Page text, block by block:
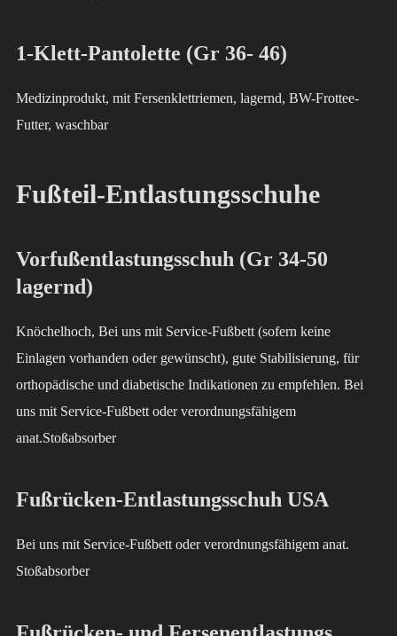
1-Klett-Pantolette (Gr 36- 46)
Medizinprodukt, mit Fersenklettriemen, lagernd, BW-Frottee-
Futter, waschbar
Fußteil-Entlastungsschuhe
Vorfußentlastungsschuh (Gr 34-50
lagernd)
Knöchelhoch, Bei uns mit Service-Fußbett (sofern keine
Einlagen vorhanden oder gewünscht), gute Stabilisierung, für
orthopädische und diabetische Indikationen zu empfehlen. Bei
uns mit Service-Fußbett oder verordnungsfähigem
anat.Stoßabsorber
Fußrücken-Entlastungsschuh USA
Bei uns mit Service-Fußbett oder verordnungsfähigem anat.
Stoßabsorber